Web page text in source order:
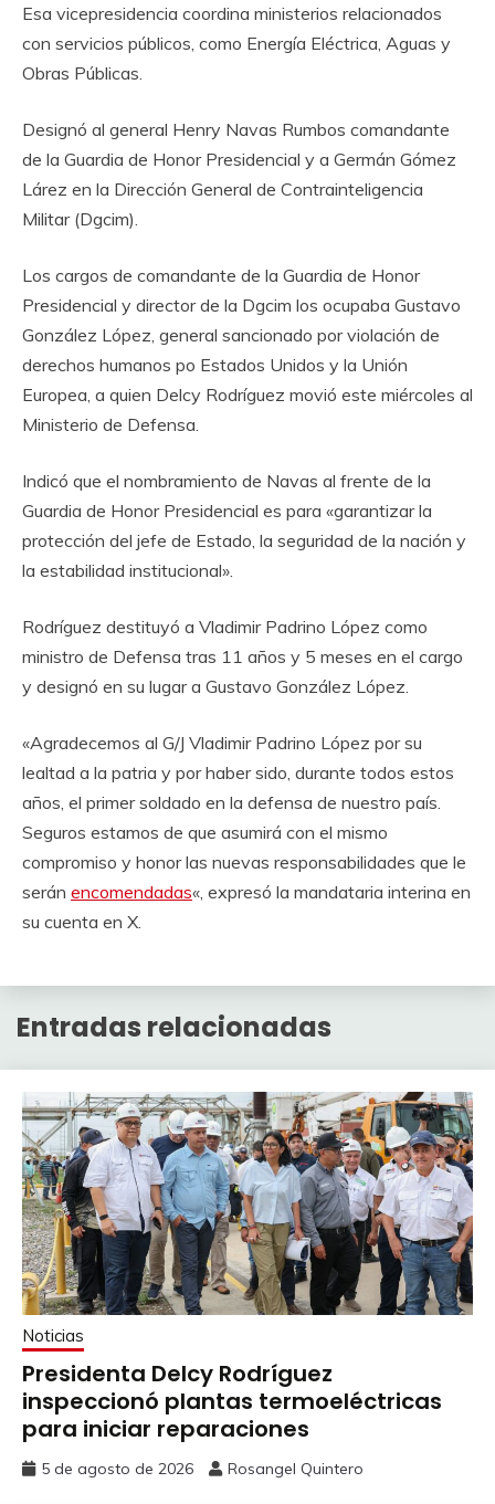
Esa vicepresidencia coordina ministerios relacionados
con servicios públicos, como Energía Eléctrica, Aguas y
Obras Públicas.
Designó al general Henry Navas Rumbos comandante
de la Guardia de Honor Presidencial y a Germán Gómez
Lárez en la Dirección General de Contrainteligencia
Militar (Dgcim).
Los cargos de comandante de la Guardia de Honor
Presidencial y director de la Dgcim los ocupaba Gustavo
González López, general sancionado por violación de
derechos humanos po Estados Unidos y la Unión
Europea, a quien Delcy Rodríguez movió este miércoles al
Ministerio de Defensa.
Indicó que el nombramiento de Navas al frente de la
Guardia de Honor Presidencial es para «garantizar la
protección del jefe de Estado, la seguridad de la nación y
la estabilidad institucional».
Rodríguez destituyó a Vladimir Padrino López como
ministro de Defensa tras 11 años y 5 meses en el cargo
y designó en su lugar a Gustavo González López.
«Agradecemos al G/J Vladimir Padrino López por su
lealtad a la patria y por haber sido, durante todos estos
años, el primer soldado en la defensa de nuestro país.
Seguros estamos de que asumirá con el mismo
compromiso y honor las nuevas responsabilidades que le
serán encomendadas«, expresó la mandataria interina en
su cuenta en X.
Entradas relacionadas
Noticias
Presidenta Delcy Rodríguez
inspeccionó plantas termoeléctricas
para iniciar reparaciones
5 de agosto de 2026 Rosangel Quintero